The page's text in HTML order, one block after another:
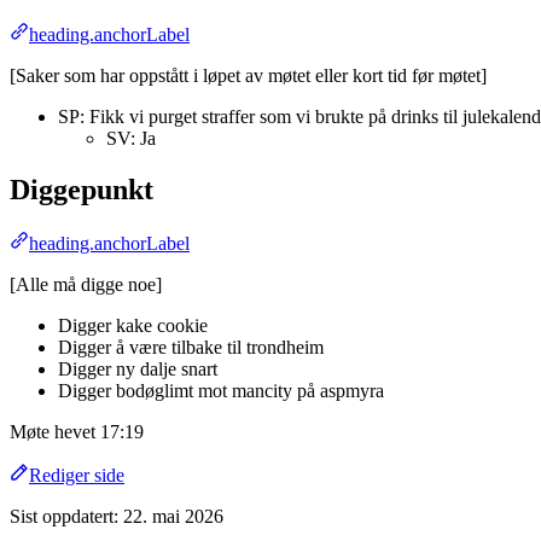
heading.anchorLabel
[Saker som har oppstått i løpet av møtet eller kort tid før møtet]
SP: Fikk vi purget straffer som vi brukte på drinks til
SV: Ja
Diggepunkt
heading.anchorLabel
[Alle må digge noe]
Digger kake cookie
Digger å være tilbake til trondheim
Digger ny dalje snart
Digger bodøglimt mot mancity på aspmyra
Møte hevet 17:19
Rediger side
Sist oppdatert: 22. mai 2026